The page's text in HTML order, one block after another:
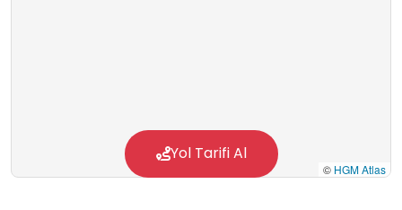
© HGM Atlas
Yol Tarifi Al